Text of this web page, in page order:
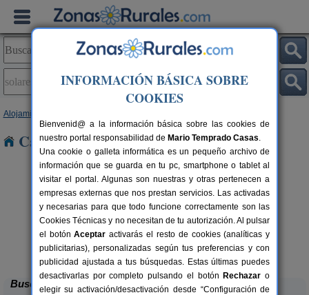
Alojamientos
Casas Rurales en Solares
20+1 pers.
desde25 €
La Casa del Lago de Campoo
Orzales (Cantabria)
Buscar
INFORMACIÓN BÁSICA SOBRE
COOKIES
Bienvenid@ a la información básica sobre las cookies de
nuestro portal responsabilidad de Mario Temprado Casas.
Una cookie o galleta informática es un pequeño archivo de
información que se guarda en tu pc, smartphone o tablet al
visitar el portal. Algunas son nuestras y otras pertenecen a
empresas externas que nos prestan servicios. Las activadas
y necesarias para que todo funcione correctamente son las
Cookies Técnicas y no necesitan de tu autorización. Al pulsar
el botónAceptar activarás el resto de cookies (analíticas y
publicitarias), personalizadas según tus preferencias y con
publicidad ajustada a tus búsquedas. Estas últimas puedes
desactivarlas por completo pulsando el botón Rechazar o
elegir su activación/desactivación desde “Configuración de